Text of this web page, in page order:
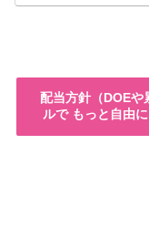
配当方針（DOEや
ルで もっと自由